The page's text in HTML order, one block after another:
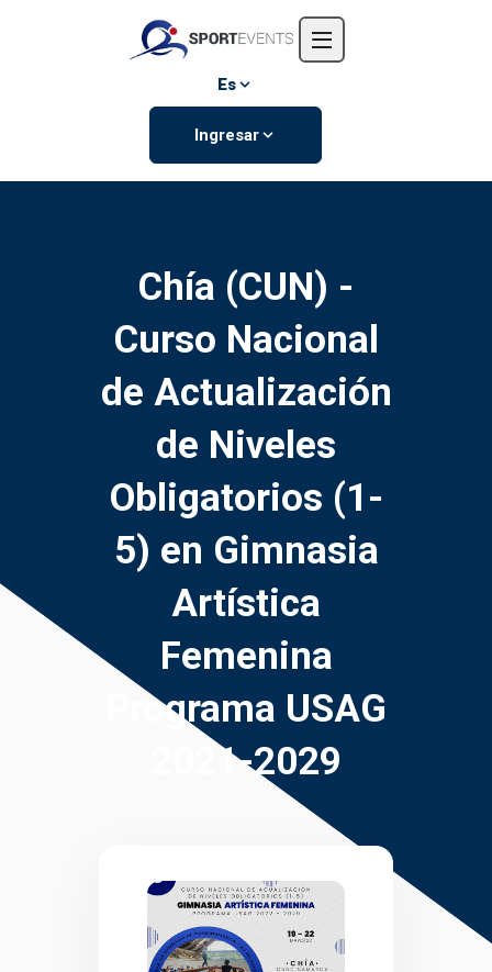
Eventos
Es
Ingresar
Chía (CUN) -
Curso Nacional
de Actualización
de Niveles
Obligatorios (1-
5) en Gimnasia
Artística
Femenina
Programa USAG
2021-2029